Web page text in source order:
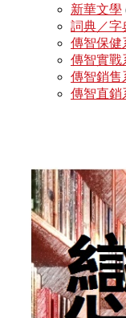
新華文學
詞典／字
傳智保健
傳智實戰
傳智銷售
傳智直銷